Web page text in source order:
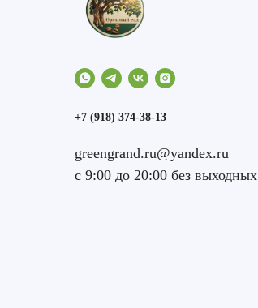
+7 (918) 374-38-13
greengrand.ru@yandex.ru
с 9:00 до 20:00 без выходных